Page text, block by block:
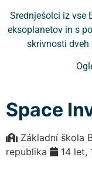
Srednješolci iz vse
eksoplanetov in s
skrivnosti dveh
Space
Základní škola
republika
14 let,